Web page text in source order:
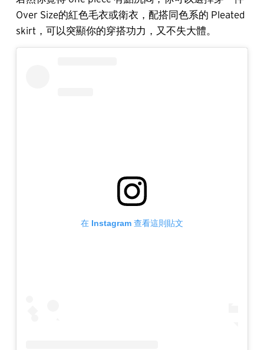
Over Size的紅色毛衣或衛衣，配搭同色系的 Pleated
skirt，可以突顯你的穿搭功力，又不失大體。
在 Instagram 查看這則貼文